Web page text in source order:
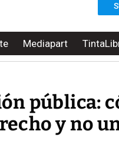
Mediapart
pública:
y no